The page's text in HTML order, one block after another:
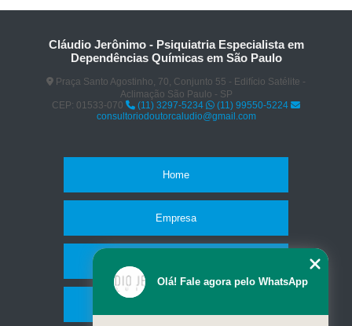
Cláudio Jerônimo - Psiquiatria Especialista em
Dependências Químicas em São Paulo
Praça Santo Agostinho, 70, Conjunto 55 - Edifício Satélite -
Aclimação São Paulo - SP
CEP: 01533-070
(11) 3297-5234
(11) 99550-5224
consultoriodoutorcaludio@gmail.com
Home
Empresa
Olá! Fale agora pelo WhatsApp